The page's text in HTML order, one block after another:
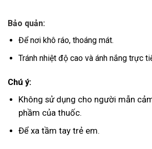
Bảo quản:
Để nơi khô ráo, thoáng mát.
Tránh nhiệt độ cao và ánh nắng trực
Chú ý:
Không sử dụng cho người mẫn
phầm của thuốc.
Để xa tầm tay trẻ em.